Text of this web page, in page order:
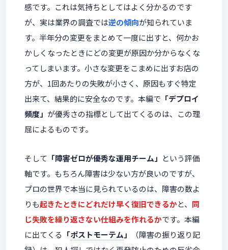
感です。これは気持ちとしてはよく分かるのです
が、実は業界の調査では逆の傾向が知られていま
す。半年分の変更をまとめて一度に出すと、何かお
かしくなったときにどの変更が原因か分からなくな
ってしまいます。小さな変更をこまめに出すお店の
方が、1回あたりの失敗が小さく、原因もすぐ特定
出来て、結果的に安全なのです。本編で 「デプロイ
頻度」 が優秀さの指標として出てくるのは、この理
屈によるものです。
そして 「障害ゼロが優秀な運用チーム」 という評価
軸です。もちろん障害は少ない方が良いのですが、
プロの世界で本当に見られているのは、障害の数よ
りも起きたときにどれだけ早く復旧できるかと、 同
じ失敗を繰り返さない仕組みを作れるかです。本編
に出てくる 「ポストモーテム 」
（障害の振り返り記